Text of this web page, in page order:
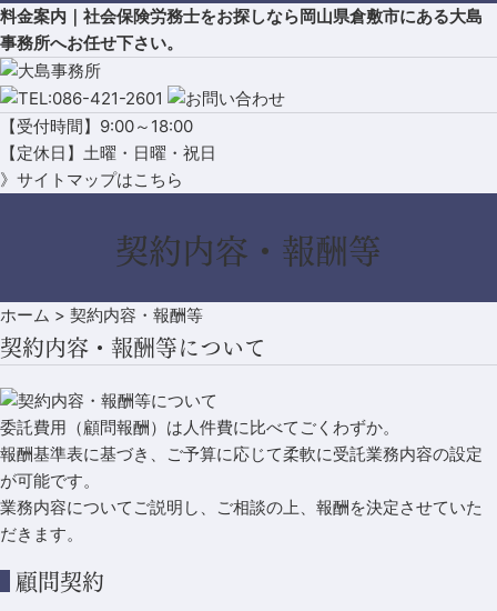
料金案内｜社会保険労務士をお探しなら岡山県倉敷市にある大島
事務所へお任せ下さい。
【受付時間】9:00～18:00
【定休日】土曜・日曜・祝日
》サイトマップはこちら
契約内容・報酬等
ホーム > 契約内容・報酬等
契約内容・報酬等について
委託費用（顧問報酬）は人件費に比べてごくわずか。
報酬基準表に基づき、ご予算に応じて柔軟に受託業務内容の設定
が可能です。
業務内容についてご説明し、ご相談の上、報酬を決定させていた
だきます。
顧問契約